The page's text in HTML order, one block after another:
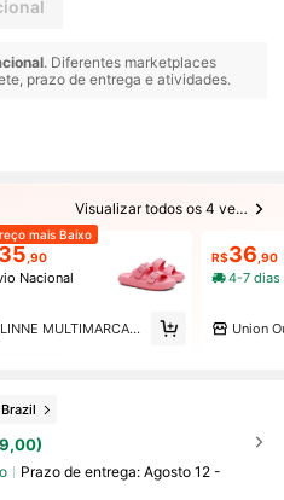
. Diferentes marketplaces
prazo de entrega e atividades.
Visualizar todos os 4 vendedores
mais Baixo
35 ,90
Nacional
LINNE MULTIMARCAS2
R$36 ,90
4-7 dias
Union
Brazil
Prazo de entrega: Agosto 12 -